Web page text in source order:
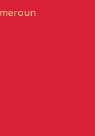
LAIC